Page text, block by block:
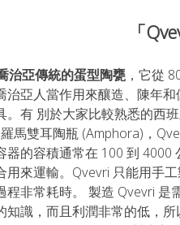
「
治亞傳統的蛋型陶甕 ，它從
治亞人當作用來釀造、陳年和
。有 別於大家比較熟悉的西
馬雙耳陶瓶 (Amphora)，
器的容積通常在 100 到 4000
用來運輸。Qvevri 只能用手工
程非常耗時。 製造 Qvevri 是
知識，而且利潤非常的低，所